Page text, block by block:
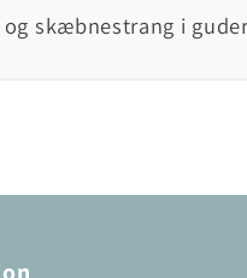
skæbnestrang i